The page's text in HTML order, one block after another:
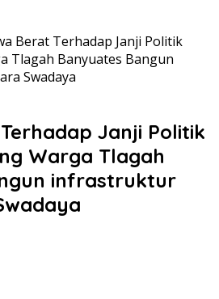
Berat Terhadap Janji Politik
Tlagah Banyuates Bangun
Swadaya
Janji Politik
Warga Tlagah
infrastruktur